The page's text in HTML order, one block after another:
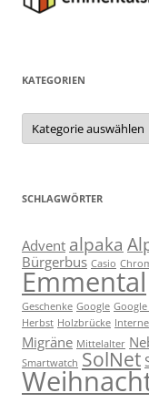
KATEGORIEN
Kategorien
SCHLAGWÖRTER
Advent alpaka
Bürgerbus Casio
Emmental
Geschenke Google
Herbst Holzbrücke
Migräne Mittelalter
Smartwatch SolNet